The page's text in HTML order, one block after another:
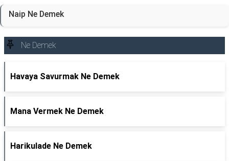
Naip Ne Demek
Ne Demek
Havaya Savurmak Ne Demek
Mana Vermek Ne Demek
Harikulade Ne Demek